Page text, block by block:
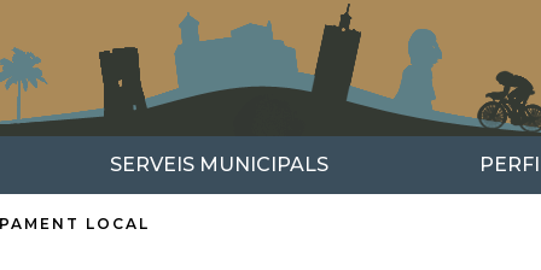
SERVEIS MUNICIPALS
LOCAL